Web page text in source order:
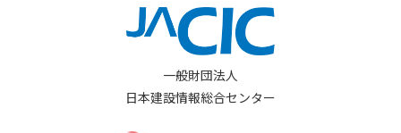
一般財団法人
日本建設情報総合センター